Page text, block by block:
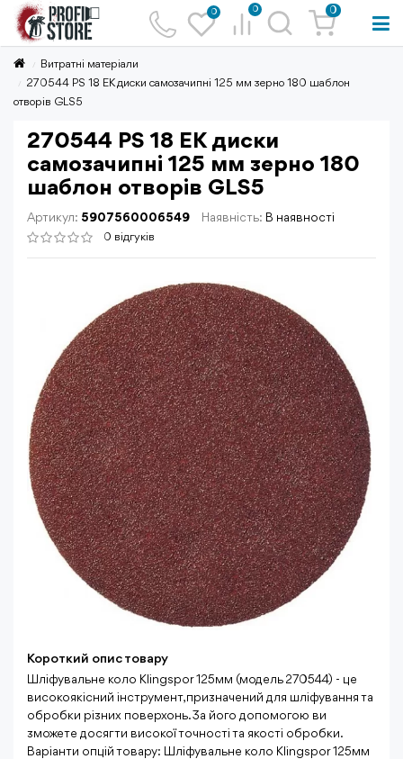
0 0 0
Витратні матеріали
270544 PS 18 ЕК диски самозачипні 125 мм зерно 180 шаблон
отворів GLS5
270544 PS 18 ЕК диски
самозачипні 125 мм зерно 180
шаблон отворів GLS5
Артикул: 5907560006549 Наявність: В наявності
0 відгуків
Короткий опис товару
Шліфувальне коло Klingspor 125мм (модель 270544) - це
високоякісний інструмент, призначений для шліфування та
обробки різних поверхонь. За його допомогою ви
зможете досягти високої точності та якості обробки.
Варіанти опцій товару: Шліфувальне коло Klingspor 125мм